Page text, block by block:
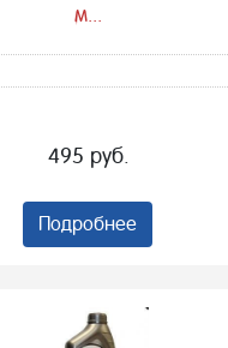
м...
495 руб.
Подробнее